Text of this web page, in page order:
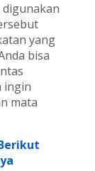
digunakan
yang
bisa
ingin
mata